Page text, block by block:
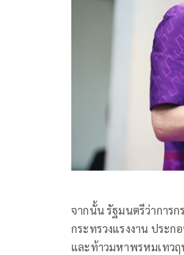
จากนั้น รัฐมนตรีว่าการก
กระทรวงแรงงาน ประ
และท้าวมหาพรหมเทว